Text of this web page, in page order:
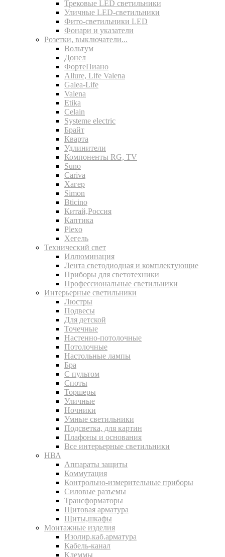
Трековые LED светильники
Уличные LED-светильники
Фито-светильники LED
Фонари и указатели
Розетки, выключатели...
Вольтум
Донел
ФортеПиано
Allure, Life Valena
Galea-Life
Valena
Etika
Celain
Systeme electric
Брайт
Кварта
Удлинители
Компоненты RG, TV
Suno
Cariva
Хагер
Simon
Bticino
Китай,Россия
Каптика
Plexo
Хегель
Технический свет
Иллюминация
Лента светодиодная и комплектующие
Приборы для светотехники
Профессиональные светильники
Интерьерные светильники
Люстры
Подвесы
Для детской
Точечные
Настенно-потолочные
Потолочные
Настольные лампы
Бра
С пультом
Споты
Торшеры
Уличные
Ночники
Умные светильники
Подсветка, для картин
Плафоны и основания
Все интерьерные светильники
НВА
Аппараты защиты
Коммутация
Контрольно-измерительные приборы
Силовые разъемы
Трансформаторы
Щитовая арматура
Щиты,шкафы
Монтажные изделия
Изолир.каб.арматура
Кабель-канал
Клеммы